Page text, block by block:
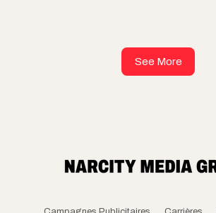
See More